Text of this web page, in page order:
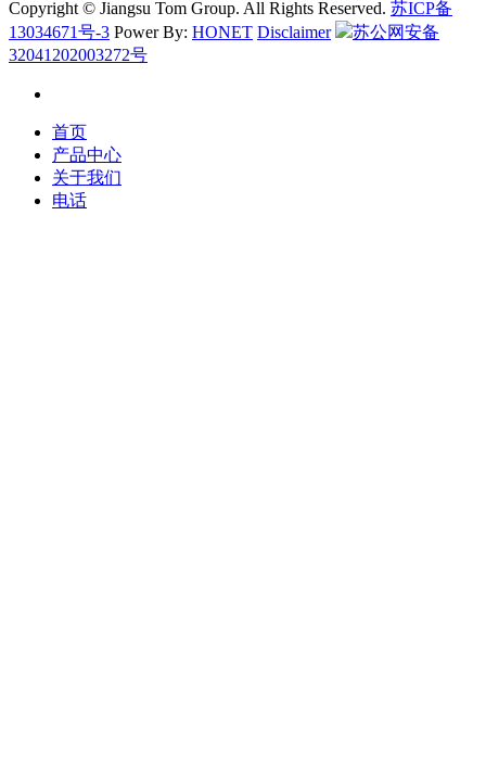
Copyright © Jiangsu Tom Group. All Rights Reserved. 苏ICP备
13034671号-3 Power By: HONET Disclaimer
苏公网安备
32041202003272号
首页
产品中心
关于我们
电话